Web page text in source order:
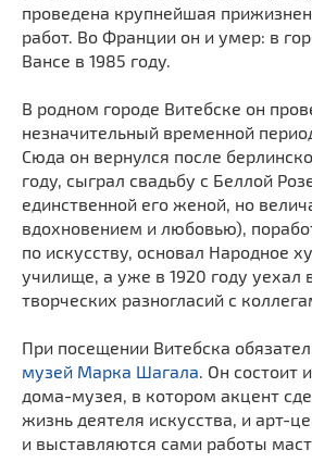
проведена крупнейшая
работ. Во Франции он и умер: в
Вансе в 1985 году.
В родном городе Витебске он
незначительный временной
Сюда он вернулся после
году, сыграл свадьбу с Беллой
единственной его женой, но
вдохновением и любовью),
по искусству, основал Народное
училище, а уже в 1920 году уехал
творческих разногласий с
При посещении Витебска
музей Марка Шагала . Он состоит
дома-музея, в котором акцент
жизнь деятеля искусства, и арт-
и выставляются сами работы